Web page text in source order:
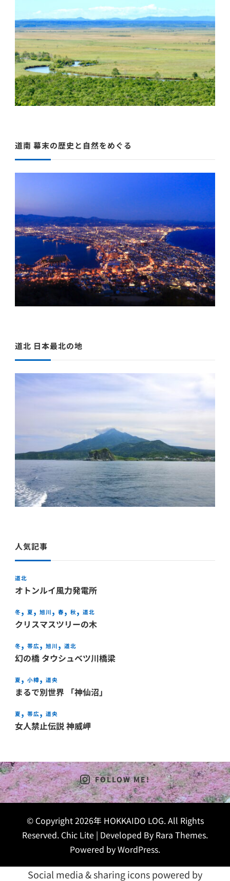
道南 幕末の歴史と自然をめぐる
道北 日本最北の地
人気記事
道北
オトンルイ風力発電所
冬 夏 旭川 春 秋 道北
クリスマスツリーの木
冬 帯広 旭川 道北
幻の橋 タウシュベツ川橋梁
夏 小樽 道央
まるで別世界 「神仙沼」
夏 帯広 道央
女人禁止伝説 神威岬
FOLLOW ME!
© Copyright 2026年 HOKKAIDO LOG. All Rights
Reserved. Chic Lite | Developed By Rara Themes.
Powered byWordPress.
Social media & sharing icons powered by